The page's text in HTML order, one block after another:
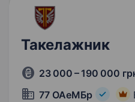
Такелажник
23 000 – 190 000
77 ОАеМБр